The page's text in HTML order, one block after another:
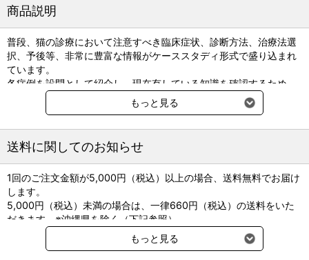
商品説明
普段、猫の診療において注意すべき臨床症状、診断方法、治療法選
択、予後等、非常に豊富な情報がケーススタディ形式で盛り込まれ
ています。
各症例を設問として紹介し、現在有している知識を確認するため
に、読者自身による自己評価を行うための質問と回答を付記。症例
ごとの写真などは古典的な独特な病態を理解するのに役立つように
■監訳：遠藤秦之
■B5/224P
■ファームプレス
もっと見る
送料に関してのお知らせ
1回のご注文金額が5,000円（税込）以上の場合、送料無料でお届け
します。
5,000円（税込）未満の場合は、一律660円（税込）の送料をいた
だきます。※沖縄県を除く（下記参照）
※2017年11月14日（火）より沖縄県へのお届けにつきましては、1
回のご注文金額（税込）が、30,000円以上で配送無料となります。
もっと見る